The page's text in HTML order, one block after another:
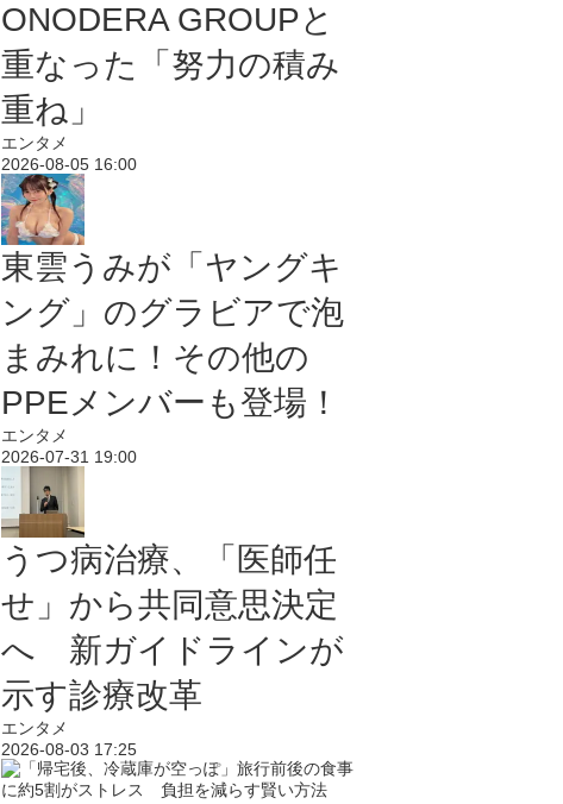
ONODERA GROUPと
重なった「努力の積み
重ね」
エンタメ
2026-08-05 16:00
東雲うみが「ヤングキ
ング」のグラビアで泡
まみれに！その他の
PPEメンバーも登場！
エンタメ
2026-07-31 19:00
うつ病治療、「医師任
せ」から共同意思決定
へ 新ガイドラインが
示す診療改革
エンタメ
2026-08-03 17:25